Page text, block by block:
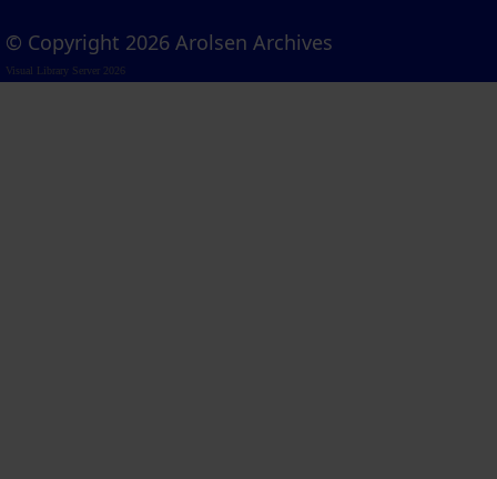
© Copyright 2026 Arolsen Archives
Visual Library Server 2026